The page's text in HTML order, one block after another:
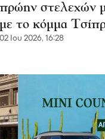
πρώην στελεχών
με το κόμμα
02 Ιου 2026, 16:28